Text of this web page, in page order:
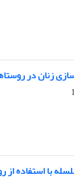
زنان در
با استفاده از